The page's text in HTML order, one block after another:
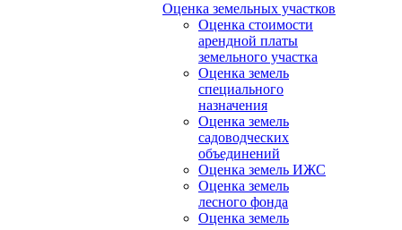
Оценка земельных участков
Оценка стоимости
арендной платы
земельного участка
Оценка земель
специального
назначения
Оценка земель
садоводческих
объединений
Оценка земель ИЖС
Оценка земель
лесного фонда
Оценка земель